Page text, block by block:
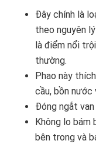
Đây chính là
theo nguyên
là điểm nổi
thường.
Phao này
cầu, bồn nước
Đóng ngắt
Không lo bám
bên trong và